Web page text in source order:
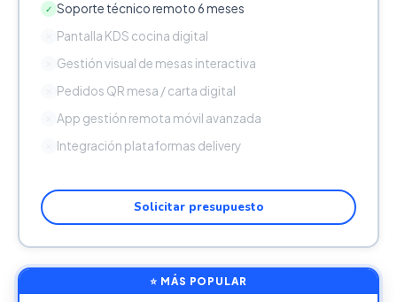
✓ Soporte técnico remoto 6 meses
Pantalla KDS cocina digital
Gestión visual de mesas interactiva
Pedidos QR mesa / carta digital
App gestión remota móvil avanzada
Integración plataformas delivery
Solicitar presupuesto
⭐ MÁS POPULAR